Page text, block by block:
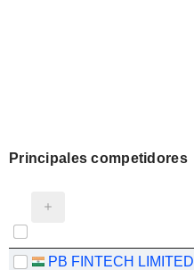
Principales competidores
PB FINTECH LIMITED